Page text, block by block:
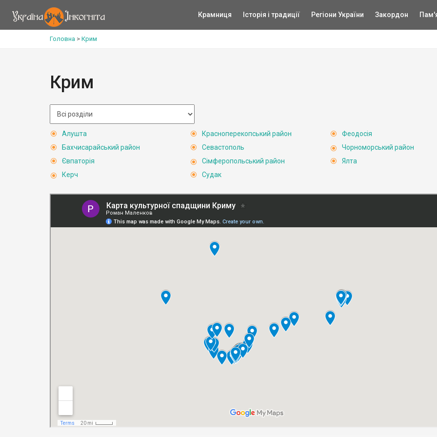
Крамниця Історія і традиції Регіони України Закордон
Головна > Крим
Крим
Алушта
Бахчисарайський район
Євпаторія
Керч
Красноперекопський район
Севастополь
Сімферопольський район
Судак
Феодосія
Чорноморський район
Ялта